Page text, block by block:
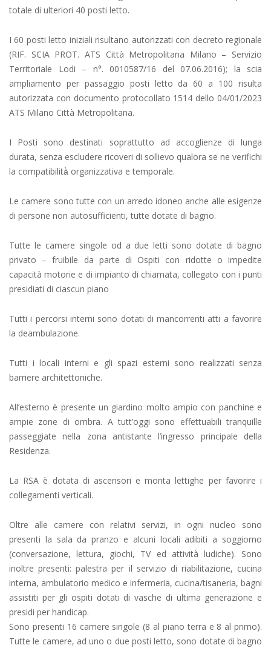
totale di ulteriori 40 posti letto.
I 60 posti letto iniziali risultano autorizzati con decreto regionale
(RIF. SCIA PROT. ATS Città Metropolitana Milano – Servizio
Territoriale Lodi – n°. 0010587/16 del 07.06.2016); la scia
ampliamento per passaggio posti letto da 60 a 100 risulta
autorizzata con documento protocollato 1514 dello 04/01/2023
ATS Milano Città Metropolitana.
I Posti sono destinati soprattutto ad accoglienze di lunga
durata, senza escludere ricoveri di sollievo qualora se ne verifichi
la compatibilità̀ organizzativa e temporale.
Le camere sono tutte con un arredo idoneo anche alle esigenze
di persone non autosufficienti, tutte dotate di bagno.
Tutte le camere singole od a due letti sono dotate di bagno
privato – fruibile da parte di Ospiti con ridotte o impedite
capacità motorie e di impianto di chiamata, collegato con i punti
presidiati di ciascun piano
Tutti i percorsi interni sono dotati di mancorrenti atti a favorire
la deambulazione.
Tutti i locali interni e gli spazi esterni sono realizzati senza
barriere architettoniche.
All’esterno è presente un giardino molto ampio con panchine e
ampie zone di ombra. A tutt’oggi sono effettuabili tranquille
passeggiate nella zona antistante l’ingresso principale della
Residenza.
La RSA è dotata di ascensori e monta lettighe per favorire i
collegamenti verticali.
Oltre alle camere con relativi servizi, in ogni nucleo sono
presenti la sala da pranzo e alcuni locali adibiti a soggiorno
(conversazione, lettura, giochi, TV ed attività ludiche). Sono
inoltre presenti: palestra per il servizio di riabilitazione, cucina
interna, ambulatorio medico e infermeria, cucina/tisaneria, bagni
assistiti per gli ospiti dotati di vasche di ultima generazione e
presidi per handicap.
Sono presenti 16 camere singole (8 al piano terra e 8 al primo).
Tutte le camere, ad uno o due posti letto, sono dotate di bagno